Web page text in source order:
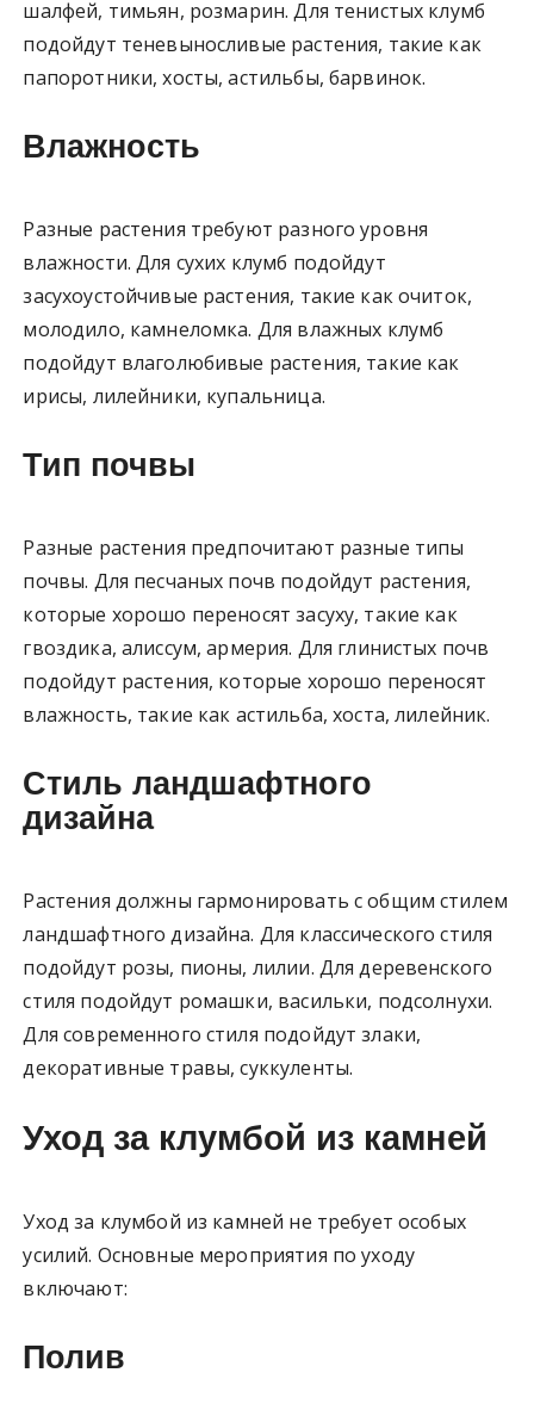
шалфей, тимьян, розмарин. Для тенистых клумб
подойдут теневыносливые растения, такие как
папоротники, хосты, астильбы, барвинок.
Влажность
Разные растения требуют разного уровня
влажности. Для сухих клумб подойдут
засухоустойчивые растения, такие как очиток,
молодило, камнеломка. Для влажных клумб
подойдут влаголюбивые растения, такие как
ирисы, лилейники, купальница.
Тип почвы
Разные растения предпочитают разные типы
почвы. Для песчаных почв подойдут растения,
которые хорошо переносят засуху, такие как
гвоздика, алиссум, армерия. Для глинистых почв
подойдут растения, которые хорошо переносят
влажность, такие как астильба, хоста, лилейник.
Стиль ландшафтного
дизайна
Растения должны гармонировать с общим стилем
ландшафтного дизайна. Для классического стиля
подойдут розы, пионы, лилии. Для деревенского
стиля подойдут ромашки, васильки, подсолнухи.
Для современного стиля подойдут злаки,
декоративные травы, суккуленты.
Уход за клумбой из камней
Уход за клумбой из камней не требует особых
усилий. Основные мероприятия по уходу
включают:
Полив